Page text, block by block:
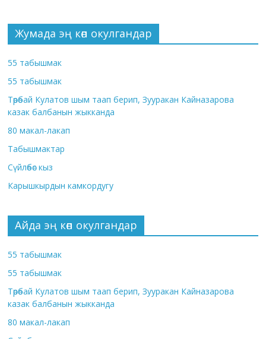
Жумада эң көп окулгандар
55 табышмак
55 табышмак
Төрөбай Кулатов шым таап берип, Зууракан Кайназарова
казак балбанын жыкканда
80 макал-лакап
Табышмактар
Сүйлөбөс кыз
Карышкырдын камкордугу
Айда эң көп окулгандар
55 табышмак
55 табышмак
Төрөбай Кулатов шым таап берип, Зууракан Кайназарова
казак балбанын жыкканда
80 макал-лакап